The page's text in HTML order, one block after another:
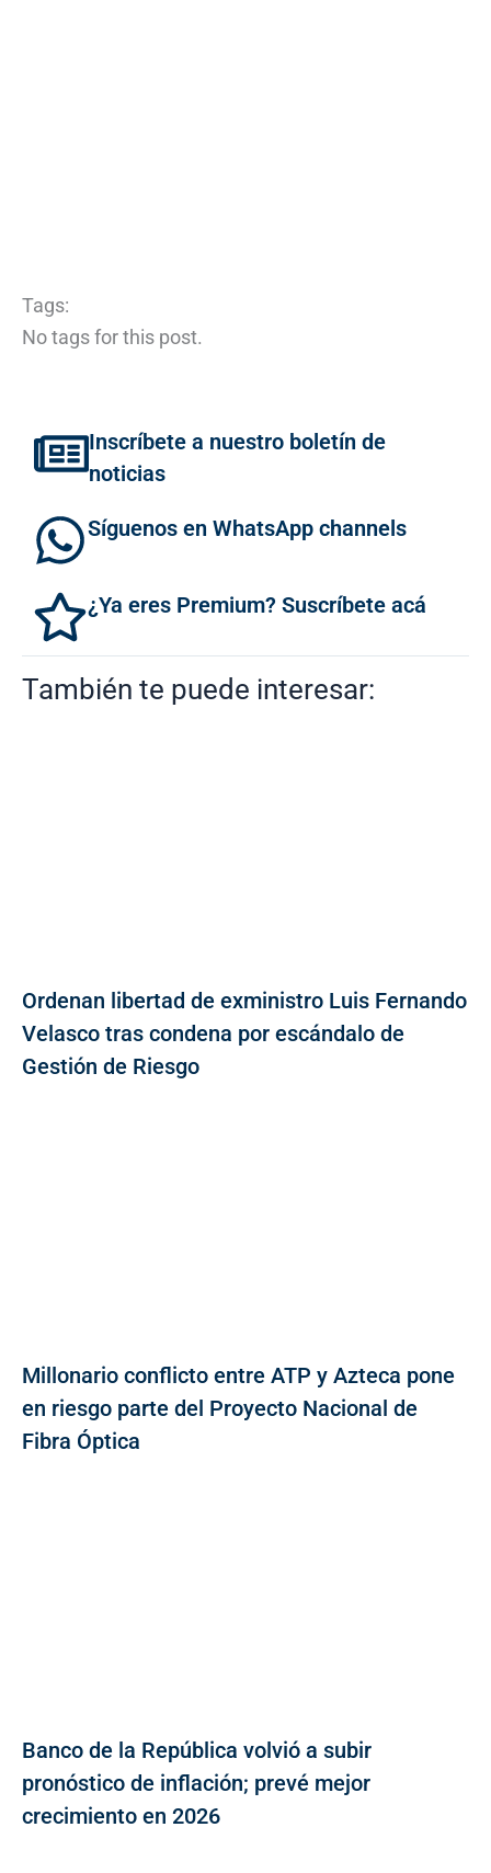
Tags:
No tags for this post.
Inscríbete a nuestro boletín de
noticias
Síguenos en WhatsApp channels
¿Ya eres Premium? Suscríbete acá
También te puede interesar:
Ordenan libertad de exministro Luis Fernando
Velasco tras condena por escándalo de
Gestión de Riesgo
Millonario conflicto entre ATP y Azteca pone
en riesgo parte del Proyecto Nacional de
Fibra Óptica
Banco de la República volvió a subir
pronóstico de inflación; prevé mejor
crecimiento en 2026